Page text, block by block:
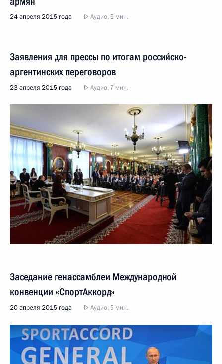
24 апреля 2015 года Аудио, 5 мин.
Заявления для прессы по итогам российско-
аргентинских переговоров
23 апреля 2015 года Аудио, 7 мин.
Заседание генассамблеи Международной
конвенции «СпортАккорд»
20 апреля 2015 года Аудио, 5 мин.